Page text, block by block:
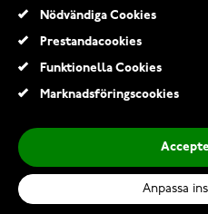
Nödvändiga Cookies
Prestandacookies
Funktionella Cookies
Marknadsföringscookies
Anpassa